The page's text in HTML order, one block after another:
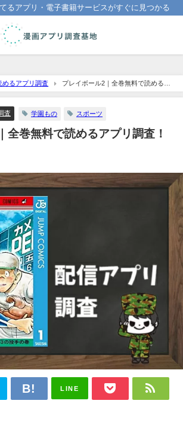
るアプリ・電子書籍サービスがすぐに見つかる
めるアプリ調査
プレイボール2｜全巻無料で読めるア
査 学園もの スポーツ
全巻無料で読めるアプリ調査！
LINE